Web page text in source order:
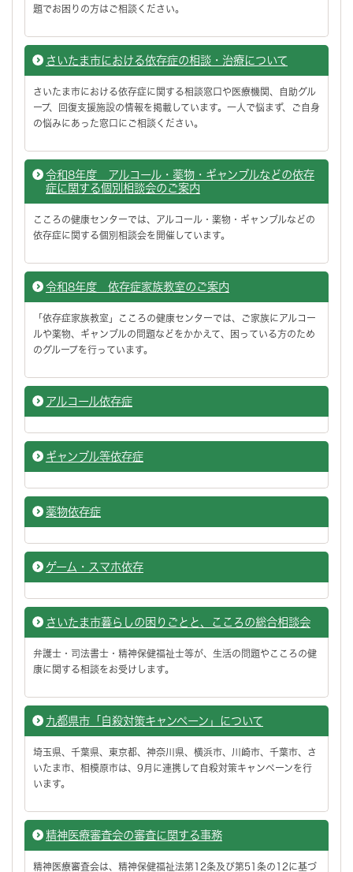
題でお困りの方はご相談ください。
さいたま市における依存症の相談・治療について
さいたま市における依存症に関する相談窓口や医療機関、自助グル
ープ、回復支援施設の情報を掲載しています。一人で悩まず、ご自身
の悩みにあった窓口にご相談ください。
令和8年度 アルコール・薬物・ギャンブルなどの依存
症に関する個別相談会のご案内
こころの健康センターでは、アルコール・薬物・ギャンブルなどの
依存症に関する個別相談会を開催しています。
令和8年度 依存症家族教室のご案内
「依存症家族教室」こころの健康センターでは、ご家族にアルコー
ルや薬物、ギャンブルの問題などをかかえて、困っている方のため
のグループを行っています。
アルコール依存症
ギャンブル等依存症
薬物依存症
ゲーム・スマホ依存
さいたま市暮らしの困りごとと、こころの総合相談会
弁護士・司法書士・精神保健福祉士等が、生活の問題やこころの健
康に関する相談をお受けします。
九都県市「自殺対策キャンペーン」について
埼玉県、千葉県、東京都、神奈川県、横浜市、川崎市、千葉市、さ
いたま市、相模原市は、9月に連携して自殺対策キャンペーンを行
います。
精神医療審査会の審査に関する事務
精神医療審査会は、精神保健福祉法第12条及び第51条の12に基づ